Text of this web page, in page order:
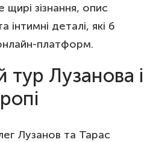
щирі зізнання, опис
інтимні деталі, які б
платформ.
тур Лузанова і
Лузанов та Тарас